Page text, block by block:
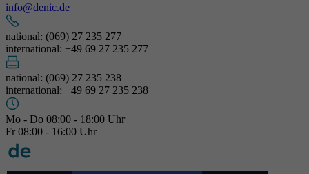
info@denic.de
national: (069) 27 235 277
international: +49 69 27 235 277
national: (069) 27 235 238
international: +49 69 27 235 238
Mo - Do 08:00 - 18:00 Uhr
Fr 08:00 - 16:00 Uhr